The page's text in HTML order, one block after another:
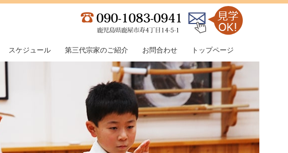
スケジュール 第三代宗家のご紹介 お問合わせ トップページ